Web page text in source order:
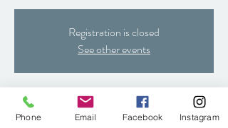
Registration is closed
See other events
Time & Location
Phone Email Facebook Instagram